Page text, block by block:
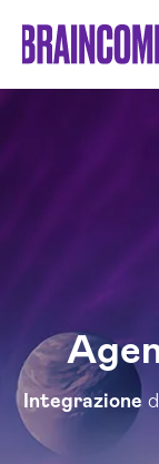
Integrazione